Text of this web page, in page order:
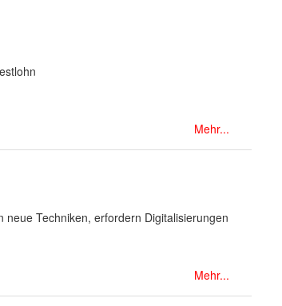
Mehr...
Techniken, erfordern Digitalisierungen
Mehr...